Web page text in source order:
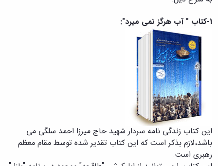
و
وظایف
ساختار
سازمانی
مدیر
برنامه
ریزی
فرهنگی
و
اجتماعی
مدیر
حمایت
و
پشتیبانی
فرهنگی
و
1-کتاب " آب هرگز نمی میرد":
این کتاب زندگی نامه سردار شهید حاج میرزا احمد سلگی می
باشد،لازم بذکر است که این کتاب تقدیر شده توسط مقام معظم
رهبری است.